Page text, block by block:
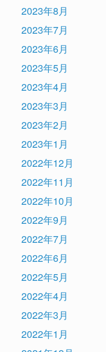
2023年8月
2023年7月
2023年6月
2023年5月
2023年4月
2023年3月
2023年2月
2023年1月
2022年12月
2022年11月
2022年10月
2022年9月
2022年7月
2022年6月
2022年5月
2022年4月
2022年3月
2022年1月